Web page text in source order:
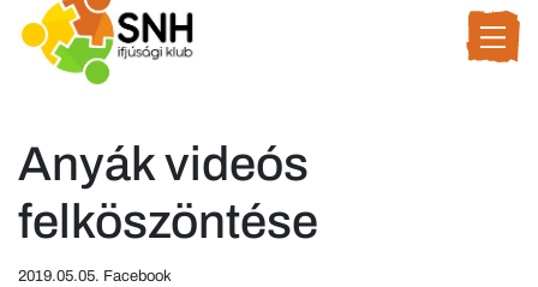
Anyák videós
felköszöntése
2019.05.05. Facebook